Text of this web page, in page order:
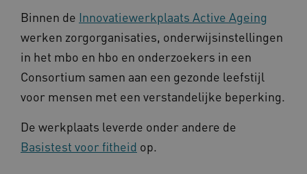
Binnen de Innovatiewerkplaats Active Ageing
werken zorgorganisaties, onderwijsinstellingen
in het mbo en hbo en onderzoekers in een
Consortium samen aan een gezonde leefstijl
voor mensen met een verstandelijke beperking.
De werkplaats leverde onder andere de
Basistest voor fitheid op.